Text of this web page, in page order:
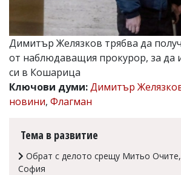
Иван
Колев,
email:
office@flagman.bg
Коментарите
под
въвеждат
читателите
Димитър Желязков трябва да
от наблюдаващия прокурор, за да
си в Кошарица
Ключови думи:Димитър
новини, Флагман
Тема в развитие
Обрат с делото срещу Митьо
София